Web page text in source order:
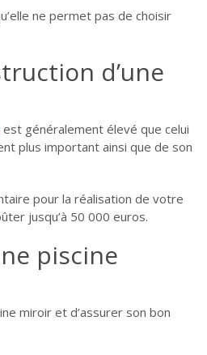
ne permet pas de choisir
d’une
est généralement élevé que celui
plus important ainsi que de son
pour la réalisation de votre
jusqu’à 50 000 euros.
piscine
miroir et d’assurer son bon